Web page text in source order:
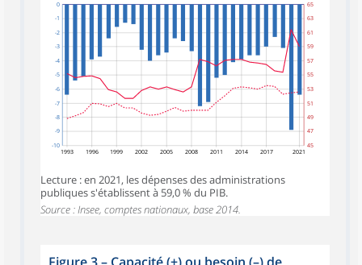
0
-1
-2
-3
-4
-5
-6
-7
-8
-9
-10
45
47
49
51
53
55
57
59
61
63
65
1993 1996 1999 2002 2005 2008 2011 2014 2017 2021
Lecture : en 2021, les dépenses des administrations
publiques s'établissent à 59,0 % du PIB.
Source : Insee, comptes nationaux, base 2014.